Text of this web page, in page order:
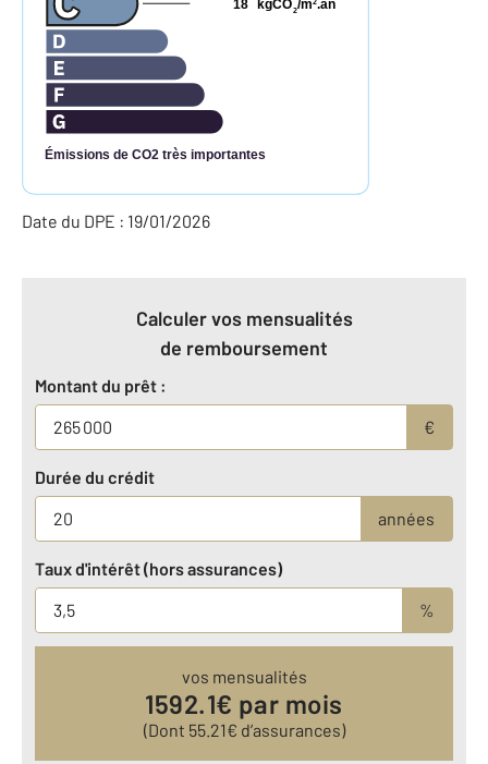
Émissions de CO2 très importantes
kgCO2/m2.an
18
Date du DPE : 19/01/2026
Calculer vos mensualités
de remboursement
Montant du prêt :
€
Durée du crédit
années
Taux d'intérêt (hors assurances)
%
vos mensualités
1592.1€ par mois
(Dont 55.21€ d’assurances)